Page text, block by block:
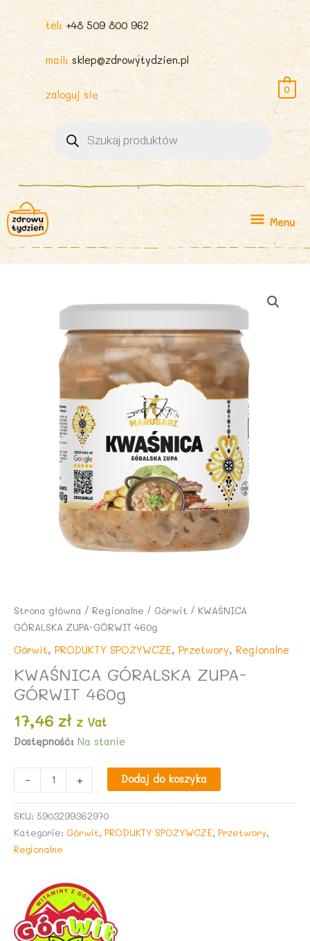
tel: +48 509 800 962
mail: sklep@zdrowytydzien.pl
zaloguj się
produktów
0
Menu
Menu
Strona główna / Regionalne / Górwit / KWAŚNICA
GÓRALSKA ZUPA-GÓRWIT 460g
Górwit, PRODUKTY SPOŻYWCZE, Przetwory, Regionalne
KWAŚNICA GÓRALSKA ZUPA-
GÓRWIT 460g
17,46 zł z Vat
Dostępność: Na stanie
-
KWAŚNICA
GÓRALSKA
GÓRWIT
460g
+ Dodaj do koszyka
SKU: 5903299362970
Kategorie: Górwit, PRODUKTY SPOŻYWCZE, Przetwory,
Regionalne